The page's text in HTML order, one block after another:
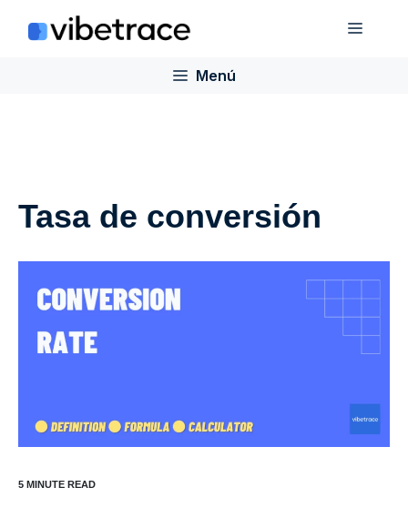
Menú
Menú
Tasa de conversión